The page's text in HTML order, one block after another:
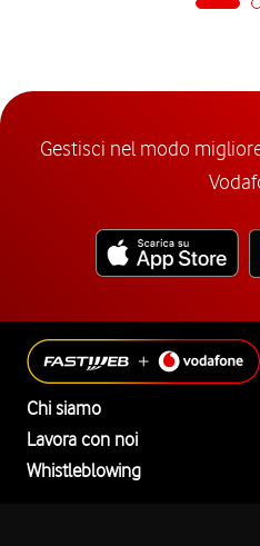
Gestisci nel modo
Chi siamo
Lavora con noi
Whistleblowing